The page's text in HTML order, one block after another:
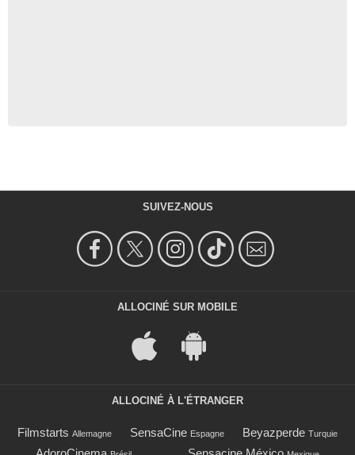
SUIVEZ-NOUS
ALLOCINÉ SUR MOBILE
ALLOCINÉ À L'ÉTRANGER
Filmstarts Allemagne SensaCine Espagne Beyazperde Turquie